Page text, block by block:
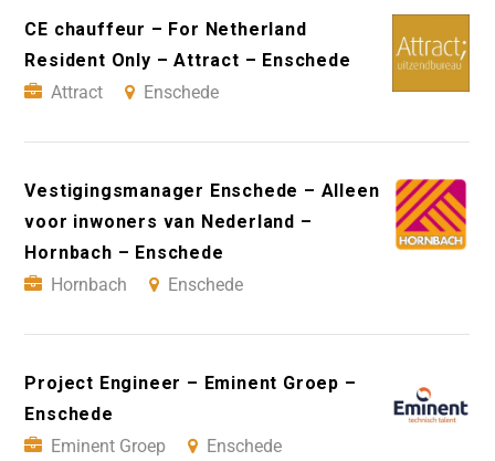
CE chauffeur – For Netherland
Resident Only – Attract – Enschede
Attract
Enschede
Vestigingsmanager Enschede – Alleen
voor inwoners van Nederland –
Hornbach – Enschede
Hornbach
Enschede
Project Engineer – Eminent Groep –
Enschede
Eminent Groep
Enschede